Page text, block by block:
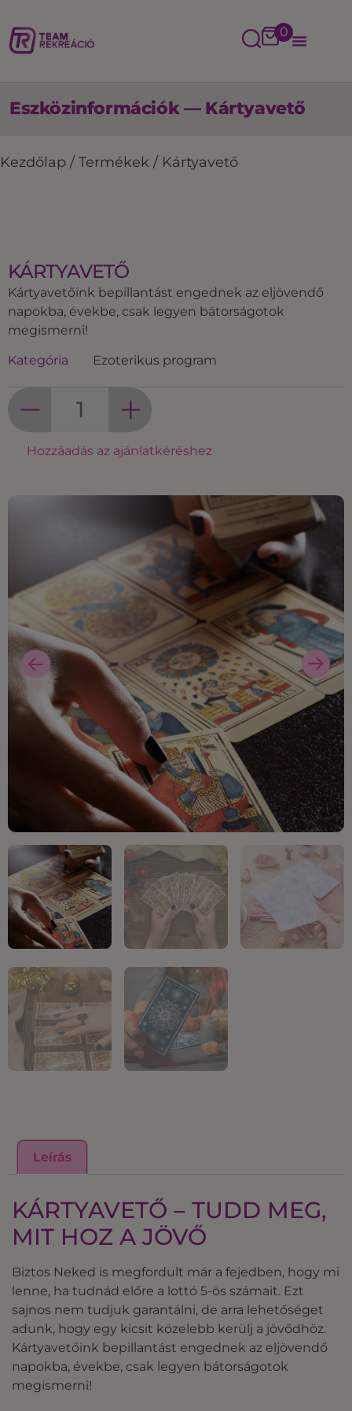
0
Eszközinformációk — Kártyavető
Kezdőlap / Termékek / Kártyavető
KÁRTYAVETŐ
Kártyavetőink bepillantást engednek az eljövendő
napokba, évekbe, csak legyen bátorságotok
megismerni!
Kategória Ezoterikus program
Hozzáadás az ajánlatkéréshez
Leírás
KÁRTYAVETŐ – TUDD MEG,
MIT HOZ A JÖVŐ
Biztos Neked is megfordult már a fejedben, hogy mi
lenne, ha tudnád előre a lottó 5-ös számait. Ezt
sajnos nem tudjuk garantálni, de arra lehetőséget
adunk, hogy egy kicsit közelebb kerülj a jövődhöz.
Kártyavetőink bepillantást engednek az eljövendő
napokba, évekbe, csak legyen bátorságotok
megismerni!